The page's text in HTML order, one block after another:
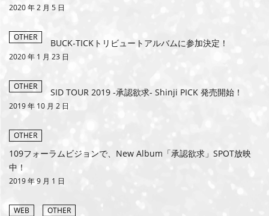
2020 年 2 月 5 日
OTHER BUCK-TICKトリビュートアルバムに参加決定！
2020 年 1 月 23 日
OTHER SID TOUR 2019 -承認欲求- Shinji PICK 発売開始！
2019 年 10 月 2 日
OTHER
109フォーラムビジョンで、New Album「承認欲求」SPOT放映
中！
2019 年 9 月 1 日
WEB OTHER